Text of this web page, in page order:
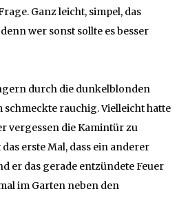
Ganz leicht, simpel, das
wer sonst sollte es besser
durch die dunkelblonden
schmeckte rauchig. Vielleicht hatte
vergessen die Kamintür zu
erste Mal, dass ein anderer
er das gerade entzündete Feuer
im Garten neben den